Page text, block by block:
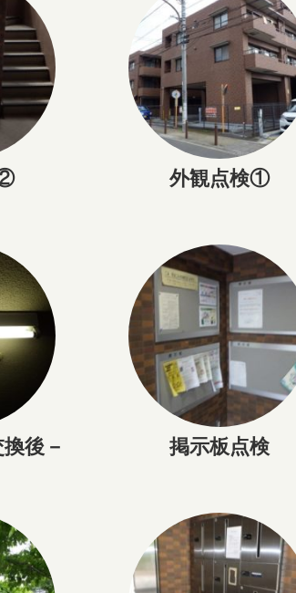
外観点検①
後－ 掲示板点検